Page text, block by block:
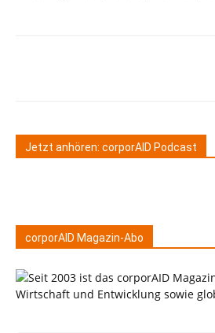
Jetzt anhören: corporAID Podcast
corporAID Magazin-Abo